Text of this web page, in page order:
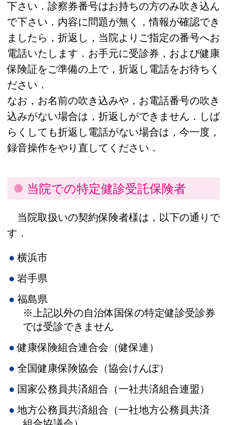
下さい．診察券番号はお持ちの方のみ吹き込ん
で下さい．内容に問題が無く，情報が確認でき
ましたら，折返し，当院よりご指定の番号へお
電話いたします．お手元に受診券，および健康
保険証をご準備の上で，折返し電話をお待ちく
ださい．
なお，お名前の吹き込みや，お電話番号の吹き
込みがない場合は，折返しができません．しば
らくしても折返し電話がない場合は，今一度，
録音操作をやり直してください．
当院での特定健診受託保険者
当院取扱いの契約保険者様は，以下の通りで
す．
横浜市
岩手県
福島県
※上記以外の自治体国保の特定健診受診券
では受診できません
健康保険組合連合会（健保連）
全国健康保険協会（協会けんぽ）
国家公務員共済組合（一社共済組合連盟）
地方公務員共済組合（一社地方公務員共済